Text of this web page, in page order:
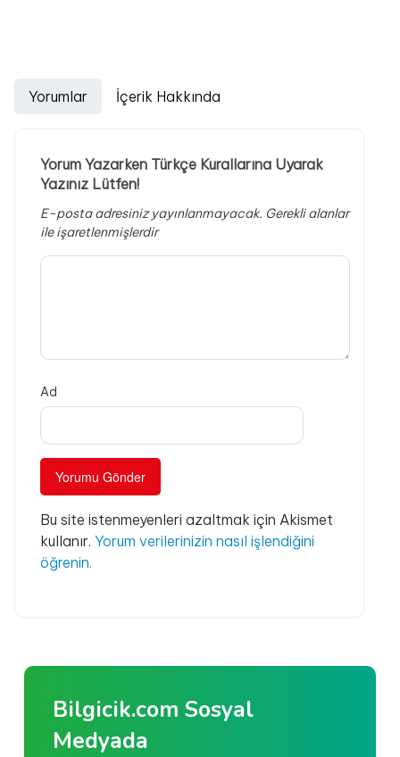
Yorumlar İçerik Hakkında
Yorum Yazarken Türkçe Kurallarına Uyarak
Yazınız Lütfen!
E-posta adresiniz yayınlanmayacak. Gerekli alanlar
ile işaretlenmişlerdir
Ad
Bu site istenmeyenleri azaltmak için Akismet
kullanır. Yorum verilerinizin nasıl işlendiğini
öğrenin.
Bilgicik.com Sosyal
Medyada